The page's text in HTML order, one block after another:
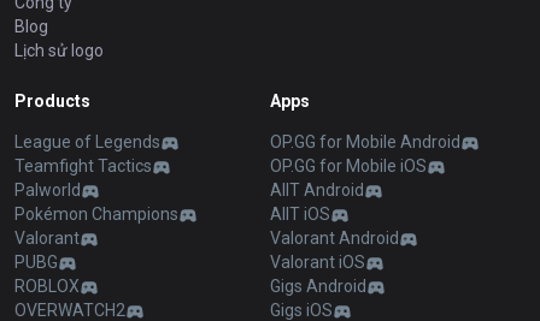
Blog
Lịch sử logo
Products
League of Legends
Teamfight Tactics
Palworld
Pokémon Champions
Valorant
PUBG
ROBLOX
OVERWATCH2
Apps
OP.GG for Mobile Android
OP.GG for Mobile iOS
AllT Android
AllT iOS
Valorant Android
Valorant iOS
Gigs Android
Gigs iOS